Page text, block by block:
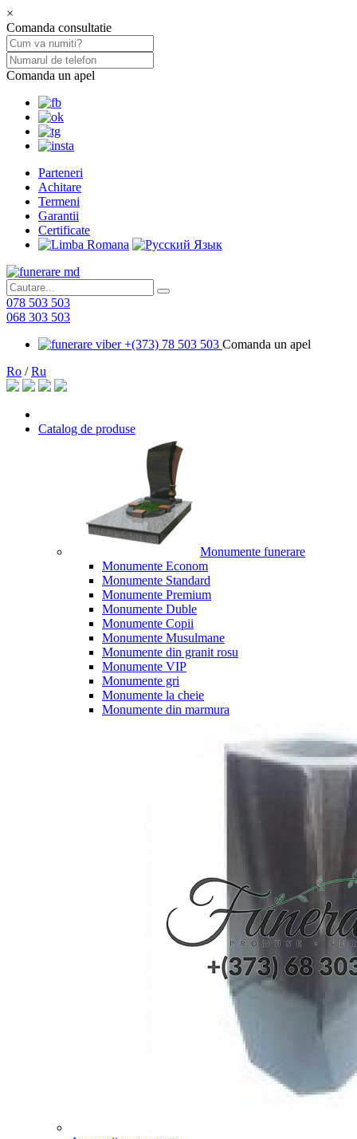
×
Comanda consultatie
Comanda un apel
Parteneri
Achitare
Termeni
Garantii
Certificate
078 503 503
068 303 503
+(373) 78 503 503 Comanda un apel
Ro /Ru
Catalog de produse
Monumente funerare
Monumente Econom
Monumente Standard
Monumente Premium
Monumente Duble
Monumente Copii
Monumente Musulmane
Monumente din granit rosu
Monumente VIP
Monumente gri
Monumente la cheie
Monumente din marmura